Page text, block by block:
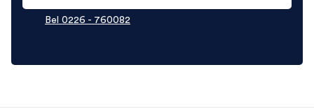
Bel 0226 - 760082